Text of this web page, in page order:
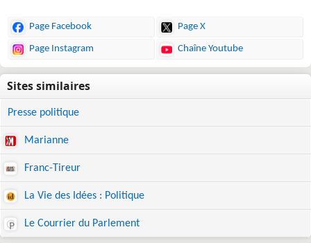
Page Facebook Page X
Page Instagram Chaîne Youtube
Presse politique
Marianne
Franc-Tireur
La Vie des Idées : Politique
Le Courrier du Parlement